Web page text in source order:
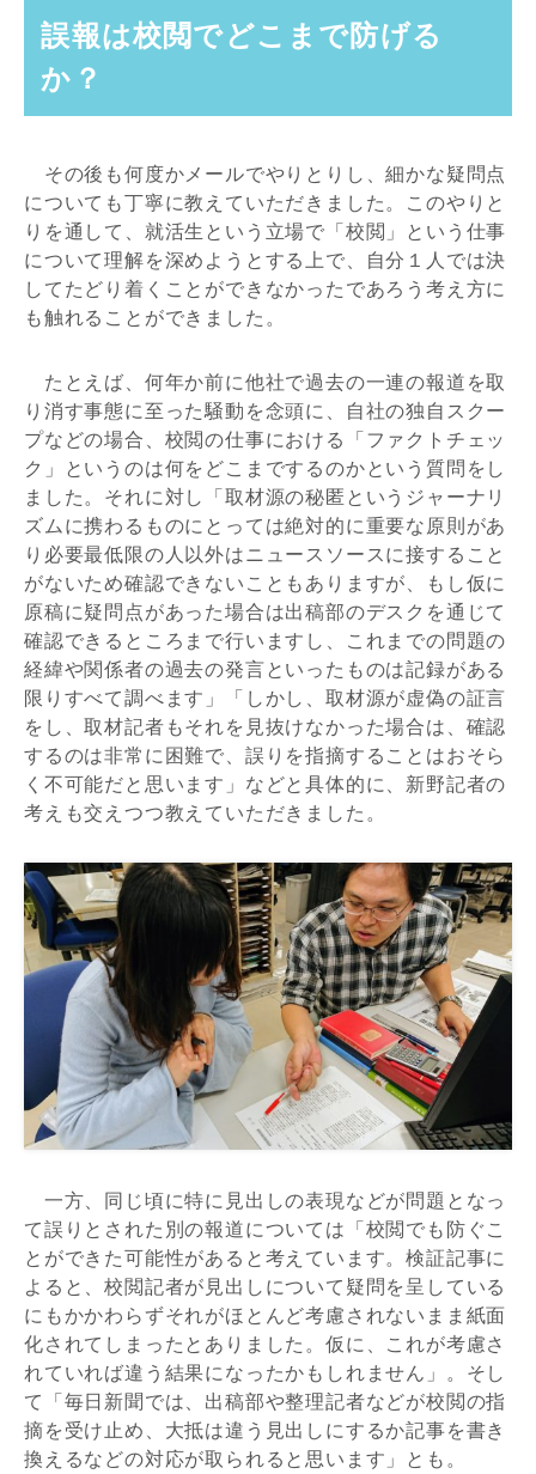
誤報は校閲でどこまで防げる
か？
その後も何度かメールでやりとりし、細かな疑問点
についても丁寧に教えていただきました。このやりと
りを通して、就活生という立場で「校閲」という仕事
について理解を深めようとする上で、自分１人では決
してたどり着くことができなかったであろう考え方に
も触れることができました。
たとえば、何年か前に他社で過去の一連の報道を取
り消す事態に至った騒動を念頭に、自社の独自スクー
プなどの場合、校閲の仕事における「ファクトチェッ
ク」というのは何をどこまでするのかという質問をし
ました。それに対し「取材源の秘匿というジャーナリ
ズムに携わるものにとっては絶対的に重要な原則があ
り必要最低限の人以外はニュースソースに接すること
がないため確認できないこともありますが、もし仮に
原稿に疑問点があった場合は出稿部のデスクを通じて
確認できるところまで行いますし、これまでの問題の
経緯や関係者の過去の発言といったものは記録がある
限りすべて調べます」「しかし、取材源が虚偽の証言
をし、取材記者もそれを見抜けなかった場合は、確認
するのは非常に困難で、誤りを指摘することはおそら
く不可能だと思います」などと具体的に、新野記者の
考えも交えつつ教えていただきました。
一方、同じ頃に特に見出しの表現などが問題となっ
て誤りとされた別の報道については「校閲でも防ぐこ
とができた可能性があると考えています。検証記事に
よると、校閲記者が見出しについて疑問を呈している
にもかかわらずそれがほとんど考慮されないまま紙面
化されてしまったとありました。仮に、これが考慮さ
れていれば違う結果になったかもしれません」。そし
て「毎日新聞では、出稿部や整理記者などが校閲の指
摘を受け止め、大抵は違う見出しにするか記事を書き
換えるなどの対応が取られると思います」とも。